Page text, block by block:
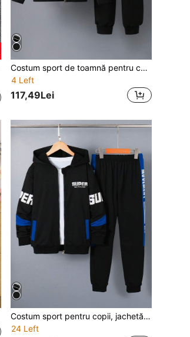
Costum sport de toamnă pentru copii, 2 bucăți, set de jachetă și pantaloni cu fermoar cu imprimeu "SUPER" pentru băieți preadolescenti, îmbrăcăminte sportivă caldă
4 Left
117,49Lei
Costum sport pentru copii, jachetă și pantaloni cu fermoar SUPER Print, ținută călduroasă pentru băieți, toamnă
24 Left